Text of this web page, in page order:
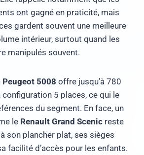
ont gagné en praticité, mais
gardent souvent une meilleure
intérieur, surtout quand les
manipulés souvent.
Peugeot 5008 offre jusqu’à 780
configuration 5 places, ce qui le
du segment. En face, un
le Renault Grand Scenic reste
son plancher plat, ses sièges
facilité d’accès pour les enfants.